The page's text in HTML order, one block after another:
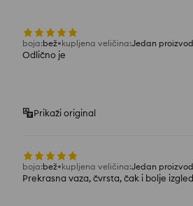
boja:bež kupljena veličina:Jedan proizvod
Odlično je
Prikaži original
boja:bež kupljena veličina:Jedan proizvod
Prekrasna vaza, čvrsta, čak i bolje